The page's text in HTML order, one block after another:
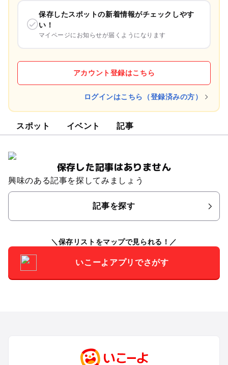
保存したスポットの新着情報がチェックしやす
い！
マイページにお知らせが届くようになります
アカウント登録はこちら
ログインはこちら（登録済みの方）
スポット イベント 記事
保存した記事はありません
興味のある記事を探してみましょう
記事を探す
保存リストをマップで見られる！
いこーよアプリでさがす